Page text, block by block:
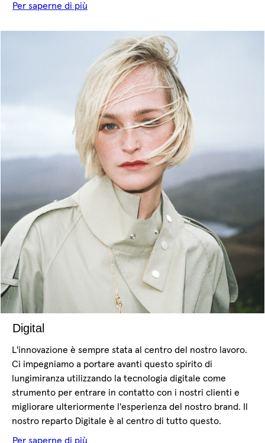
Per saperne di più
Digital
L'innovazione è sempre stata al centro del nostro lavoro.
Ci impegniamo a portare avanti questo spirito di
lungimiranza utilizzando la tecnologia digitale come
strumento per entrare in contatto con i nostri clienti e
migliorare ulteriormente l'esperienza del nostro brand. Il
nostro reparto Digitale è al centro di tutto questo.
Per saperne di più